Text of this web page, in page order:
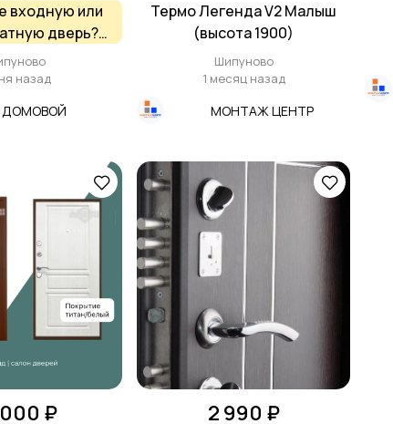
входную или
дверь?
назад
ДОМОВОЙ
Термо Легенда V2 Малыш
(высота 1900)
Шипуново
1 месяц назад
МОНТАЖ ЦЕНТР
₽ 2 990 ₽